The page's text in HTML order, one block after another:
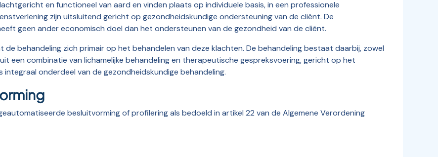
en functioneel van aard en vinden plaats op individuele basis, in een professionele
zijn uitsluitend gericht op gezondheidskundige ondersteuning van de cliënt. De
geen ander economisch doel dan het ondersteunen van de gezondheid van de cliënt.
de behandeling zich primair op het behandelen van deze klachten. De behandeling bestaat daarbij, zowel
een combinatie van lichamelijke behandeling en therapeutische gespreksvoering, gericht op het
onderdeel van de gezondheidskundige behandeling.
besluitvorming of profilering als bedoeld in artikel 22 van de Algemene Verordening